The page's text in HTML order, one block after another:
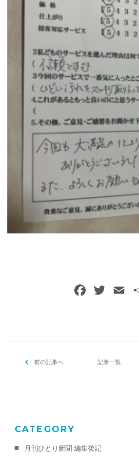
除菌清掃
ご予約・お問い合わ
0120-396-
F
o
T E
前の記事へ 記事一覧
CATEGORY
月刊ひとり新聞 編集後記